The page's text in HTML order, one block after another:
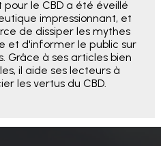
le CBD a été éveillé
impressionnant, et
de dissiper les mythes
et d'informer le public sur
Grâce à ses articles bien
il aide ses lecteurs à
les vertus du CBD.